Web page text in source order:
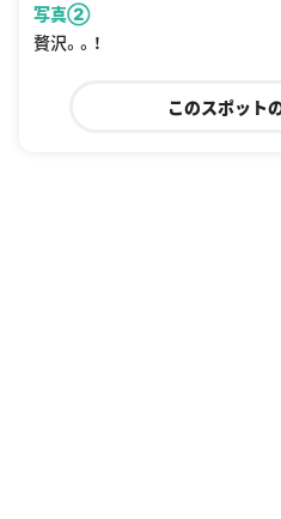
写真②
贅沢。。！
このスポット